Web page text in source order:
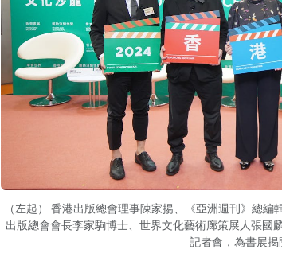
（左起） 香港出版總會理事陳家揚、《亞洲週刊》總
出版總會會長李家駒博士、世界文化藝術廊策展人張國
記者會，為書展揭